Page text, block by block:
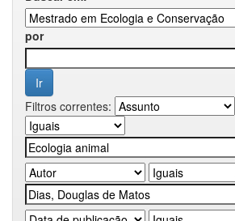
por
Filtros correntes: